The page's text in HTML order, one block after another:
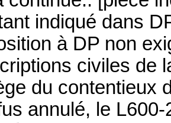
indiqué dans
à DP non
civiles de
du contentieux
annulé, le